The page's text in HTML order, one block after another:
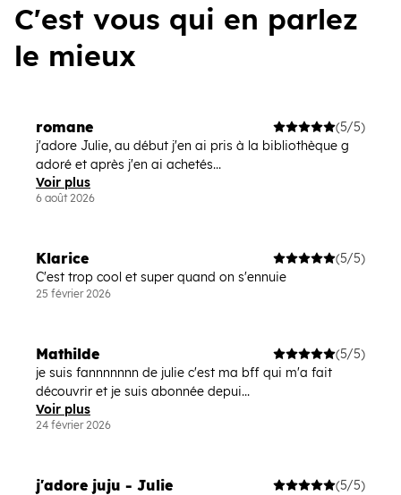
C'est vous qui en parlez
le mieux
romane
(5/5)
j'adore Julie, au début j'en ai pris à la bibliothèque g
adoré et après j'en ai achetés...
Voir plus
6 août 2026
Klarice
(5/5)
C'est trop cool et super quand on s'ennuie
25 février 2026
Mathilde
(5/5)
je suis fannnnnnn de julie c'est ma bff qui m'a fait
découvrir et je suis abonnée depui...
Voir plus
24 février 2026
j'adore juju - Julie
(5/5)